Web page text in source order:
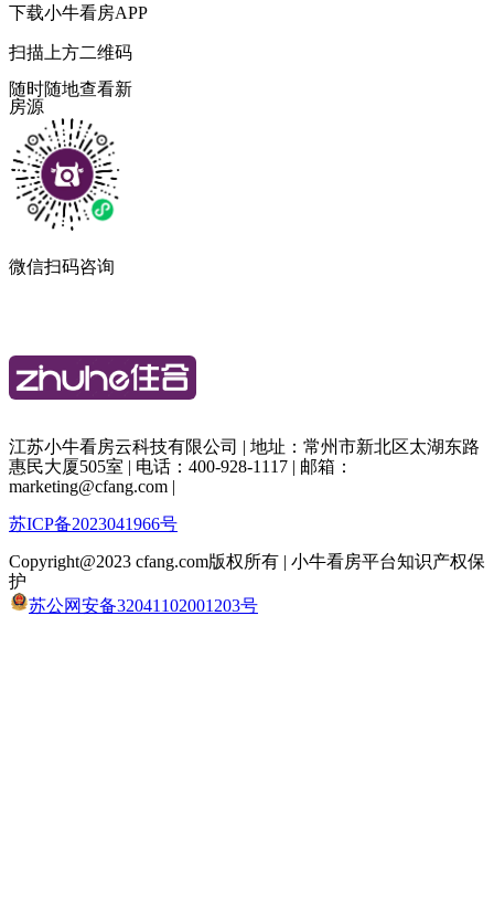
下载小牛看房APP
扫描上方二维码
随时随地查看新
房源
微信扫码咨询
江苏小牛看房云科技有限公司 | 地址：常州市新北区太湖东路
惠民大厦505室 | 电话：400-928-1117 | 邮箱：
marketing@cfang.com |
苏ICP备2023041966号
Copyright@2023 cfang.com版权所有 | 小牛看房平台知识产权保
护
苏公网安备32041102001203号